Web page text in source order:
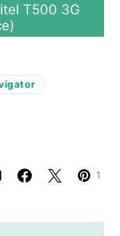
T500 3G
1